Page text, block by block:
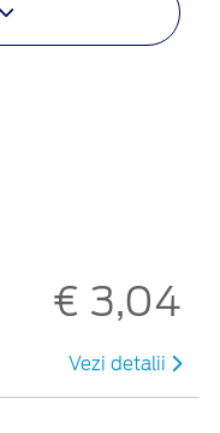
€ 3,04
Vezi detalii